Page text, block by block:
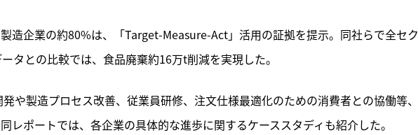
造企業の約80%は、「Target-Measure-Act」活用の証拠を提示。同社らで全セク
タとの比較では、食品廃棄約16万t削減を実現した。
や製造プロセス改善、従業員研修、注文仕様最適化のための消費者との協働等、
レポートでは、各企業の具体的な進歩に関するケーススタディも紹介した。
ログイン